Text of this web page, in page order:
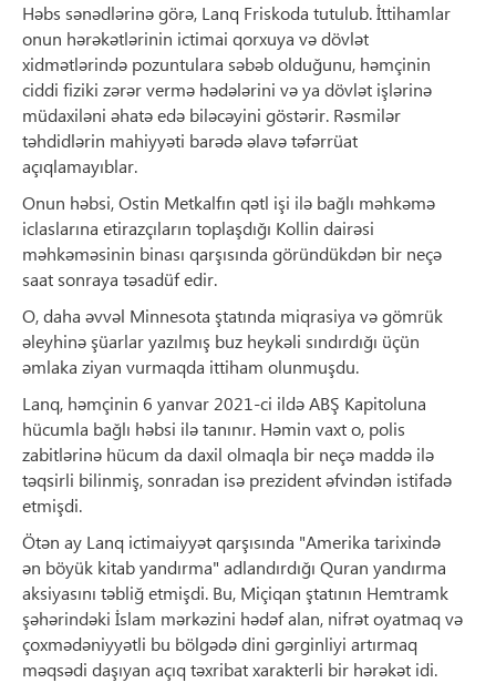
Həbs sənədlərinə görə, Lanq Friskoda tutulub. İttihamlar
onun hərəkətlərinin ictimai qorxuya və dövlət
xidmətlərində pozuntulara səbəb olduğunu, həmçinin
ciddi fiziki zərər vermə hədələrini və ya dövlət işlərinə
müdaxiləni əhatə edə biləcəyini göstərir. Rəsmilər
təhdidlərin mahiyyəti barədə əlavə təfərrüat
açıqlamayıblar.
Onun həbsi, Ostin Metkalfın qətl işi ilə bağlı məhkəmə
iclaslarına etirazçıların toplaşdığı Kollin dairəsi
məhkəməsinin binası qarşısında göründükdən bir neçə
saat sonraya təsadüf edir.
O, daha əvvəl Minnesota ştatında miqrasiya və gömrük
əleyhinə şüarlar yazılmış buz heykəli sındırdığı üçün
əmlaka ziyan vurmaqda ittiham olunmuşdu.
Lanq, həmçinin 6 yanvar 2021-ci ildə ABŞ Kapitoluna
hücumla bağlı həbsi ilə tanınır. Həmin vaxt o, polis
zabitlərinə hücum da daxil olmaqla bir neçə maddə ilə
təqsirli bilinmiş, sonradan isə prezident əfvindən istifadə
etmişdi.
Ötən ay Lanq ictimaiyyət qarşısında "Amerika tarixində
ən böyük kitab yandırma" adlandırdığı Quran yandırma
aksiyasını təbliğ etmişdi. Bu, Miçiqan ştatının Hemtramk
şəhərindəki İslam mərkəzini hədəf alan, nifrət oyatmaq və
çoxmədəniyyətli bu bölgədə dini gərginliyi artırmaq
məqsədi daşıyan açıq təxribat xarakterli bir hərəkət idi.